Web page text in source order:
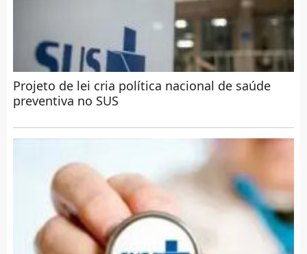
Projeto de lei cria política nacional de saúde
preventiva no SUS